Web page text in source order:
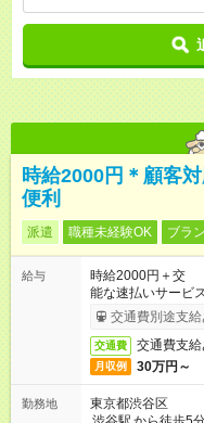
時給2000円＊顧客
便利
派遣 職種未経験OK ブラ
給与
時給2000円＋交
能な速払いサービ
交通費別途支給
交通費 交通費支給
月収例 30万円～
勤務地
東京都渋谷区